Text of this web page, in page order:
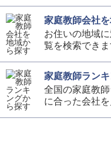
家庭教師会社
お住いの地域
覧を検索できま
家庭教師ラン
全国の家庭教
に合った会社